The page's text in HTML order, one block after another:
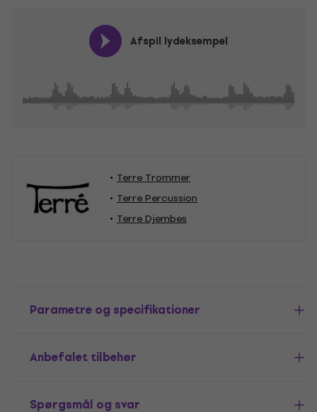
Afspil lydeksempel
Terre Trommer
Terre Percussion
Terre Djembes
Parametre og specifikationer
Anbefalet tilbehør
Spørgsmål og svar